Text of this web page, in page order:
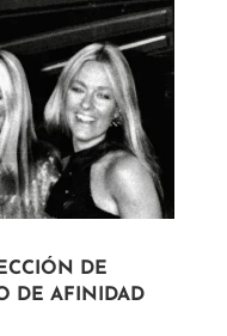
DE
DE AFINIDAD